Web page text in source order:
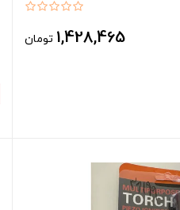
1,428,465 تومان